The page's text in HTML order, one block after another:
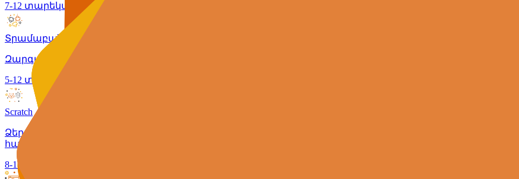
7-12 տարեկան 45 րոպե
Տրամաբանություն
Զարգացած տրամաբանությամբ երեխան բացահայտորեն առանձնանում է իր հասակակիցներից: 2-
5-12 տարեկան
Scratch
Ձեր երեխան կստեղծի իր սեփական խաղերն ու անիմացիաները՝ սովորելով ծրագրավորման
համար:
8-11 տարեկան